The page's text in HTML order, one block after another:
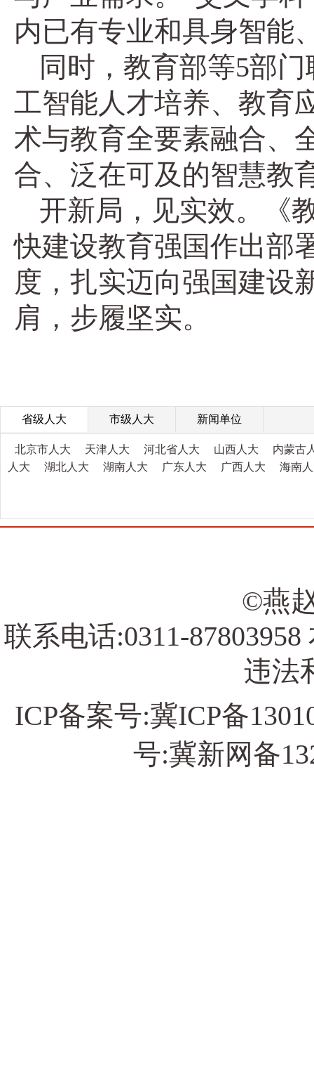
内已有专业和具身智能
同时，教育部等5部
工智能人才培养、教育
术与教育全要素融合、
合、泛在可及的智慧
开新局，见实效。《
快建设教育强国作出部
度，扎实迈向强国建设
肩，步履坚实。
省级人大 市级人大 新闻单位
北京市人大 天津人大 河北省人大 山西人大
内蒙古
人大
湖北人大 湖南人大 广东人大 广西人大 海南
©燕
联系电话:0311-
违法
ICP备案号:冀ICP备
号:冀新网备